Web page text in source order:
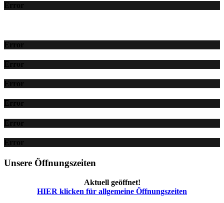
Error
Error
Error
Error
Error
Error
Error
Unsere Öffnungszeiten
Aktuell geöffnet!
HIER klicken für allgemeine Öffnungszeiten